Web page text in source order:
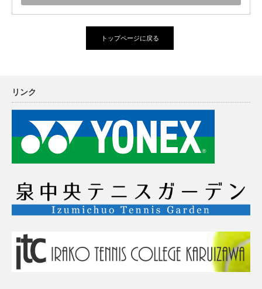
トップページに戻る
リンク